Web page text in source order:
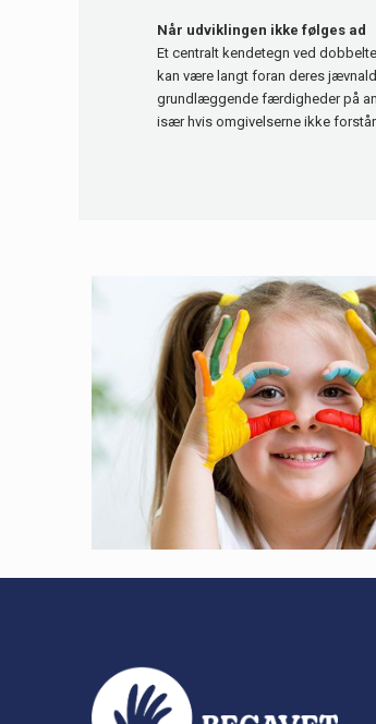
Når udviklingen ikke følges ad
Et centralt kendetegn ved
kan være langt foran deres
grundlæggende færdigheder på
især hvis omgivelserne ikke